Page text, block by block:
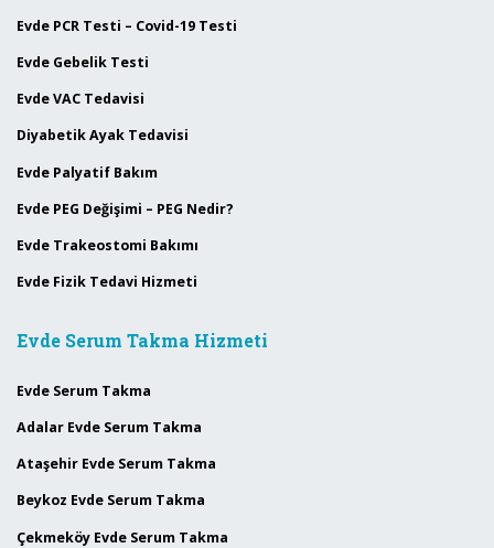
Evde PCR Testi – Covid-19 Testi
Evde Gebelik Testi
Evde VAC Tedavisi
Diyabetik Ayak Tedavisi
Evde Palyatif Bakım
Evde PEG Değişimi – PEG Nedir?
Evde Trakeostomi Bakımı
Evde Fizik Tedavi Hizmeti
Evde Serum Takma Hizmeti
Evde Serum Takma
Adalar Evde Serum Takma
Ataşehir Evde Serum Takma
Beykoz Evde Serum Takma
Çekmeköy Evde Serum Takma